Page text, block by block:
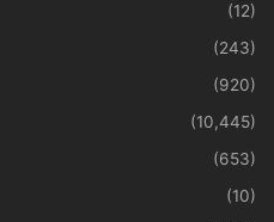
(12)
(243)
(920)
(10,445)
(653)
(10)